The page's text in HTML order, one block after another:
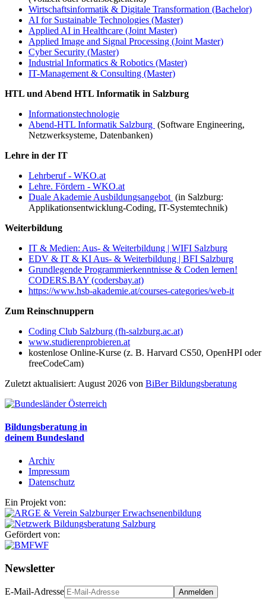
Wirtschaftsinformatik & Digitale Transformation (Bachelor)
AI for Sustainable Technologies (Master)
Applied AI in Healthcare (Joint Master)
Applied Image and Signal Processing (Joint Master)
Cyber Security (Master)
Industrial Informatics & Robotics (Master)
IT-Management & Consulting (Master)
HTL und Abend HTL Informatik in Salzburg
Informationstechnologie
Abend-HTL Informatik Salzburg (Software Engineering,
Netzwerksysteme, Datenbanken)
Lehre in der IT
Lehrberuf - WKO.at
Lehre. Fördern - WKO.at
Duale Akademie Ausbildungsangebot (in Salzburg:
Applikationsentwicklung-Coding, IT-Systemtechnik)
Weiterbildung
IT & Medien: Aus- & Weiterbildung | WIFI Salzburg
EDV & IT & KI Aus- & Weiterbildung | BFI Salzburg
Grundlegende Programmierkenntnisse & Coden lernen!
CODERS.BAY (codersbay.at)
https://www.hsb-akademie.at/courses-categories/web-it
Zum Reinschnuppern
Coding Club Salzburg (fh-salzburg.ac.at)
www.studierenprobieren.at
kostenlose Online-Kurse (z. B. Harvard CS50, OpenHPI oder
freeCodeCam)
Zuletzt aktualisiert: August 2026 von BiBer Bildungsberatung
Bildungsberatung in
deinem Bundesland
Archiv
Impressum
Datenschutz
Ein Projekt von:
Gefördert von:
Newsletter
E-Mail-Adresse Anmelden